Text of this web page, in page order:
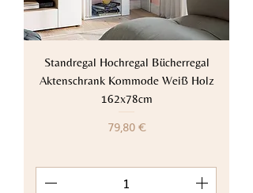
Standregal Hochregal Bücherregal
Aktenschrank Kommode Weiß Holz
162x78cm
Preis
79,80 €